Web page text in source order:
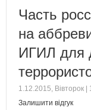
Часть
на
ИГИЛ для
1.12.2015, Вівторок |
Залишити відгук